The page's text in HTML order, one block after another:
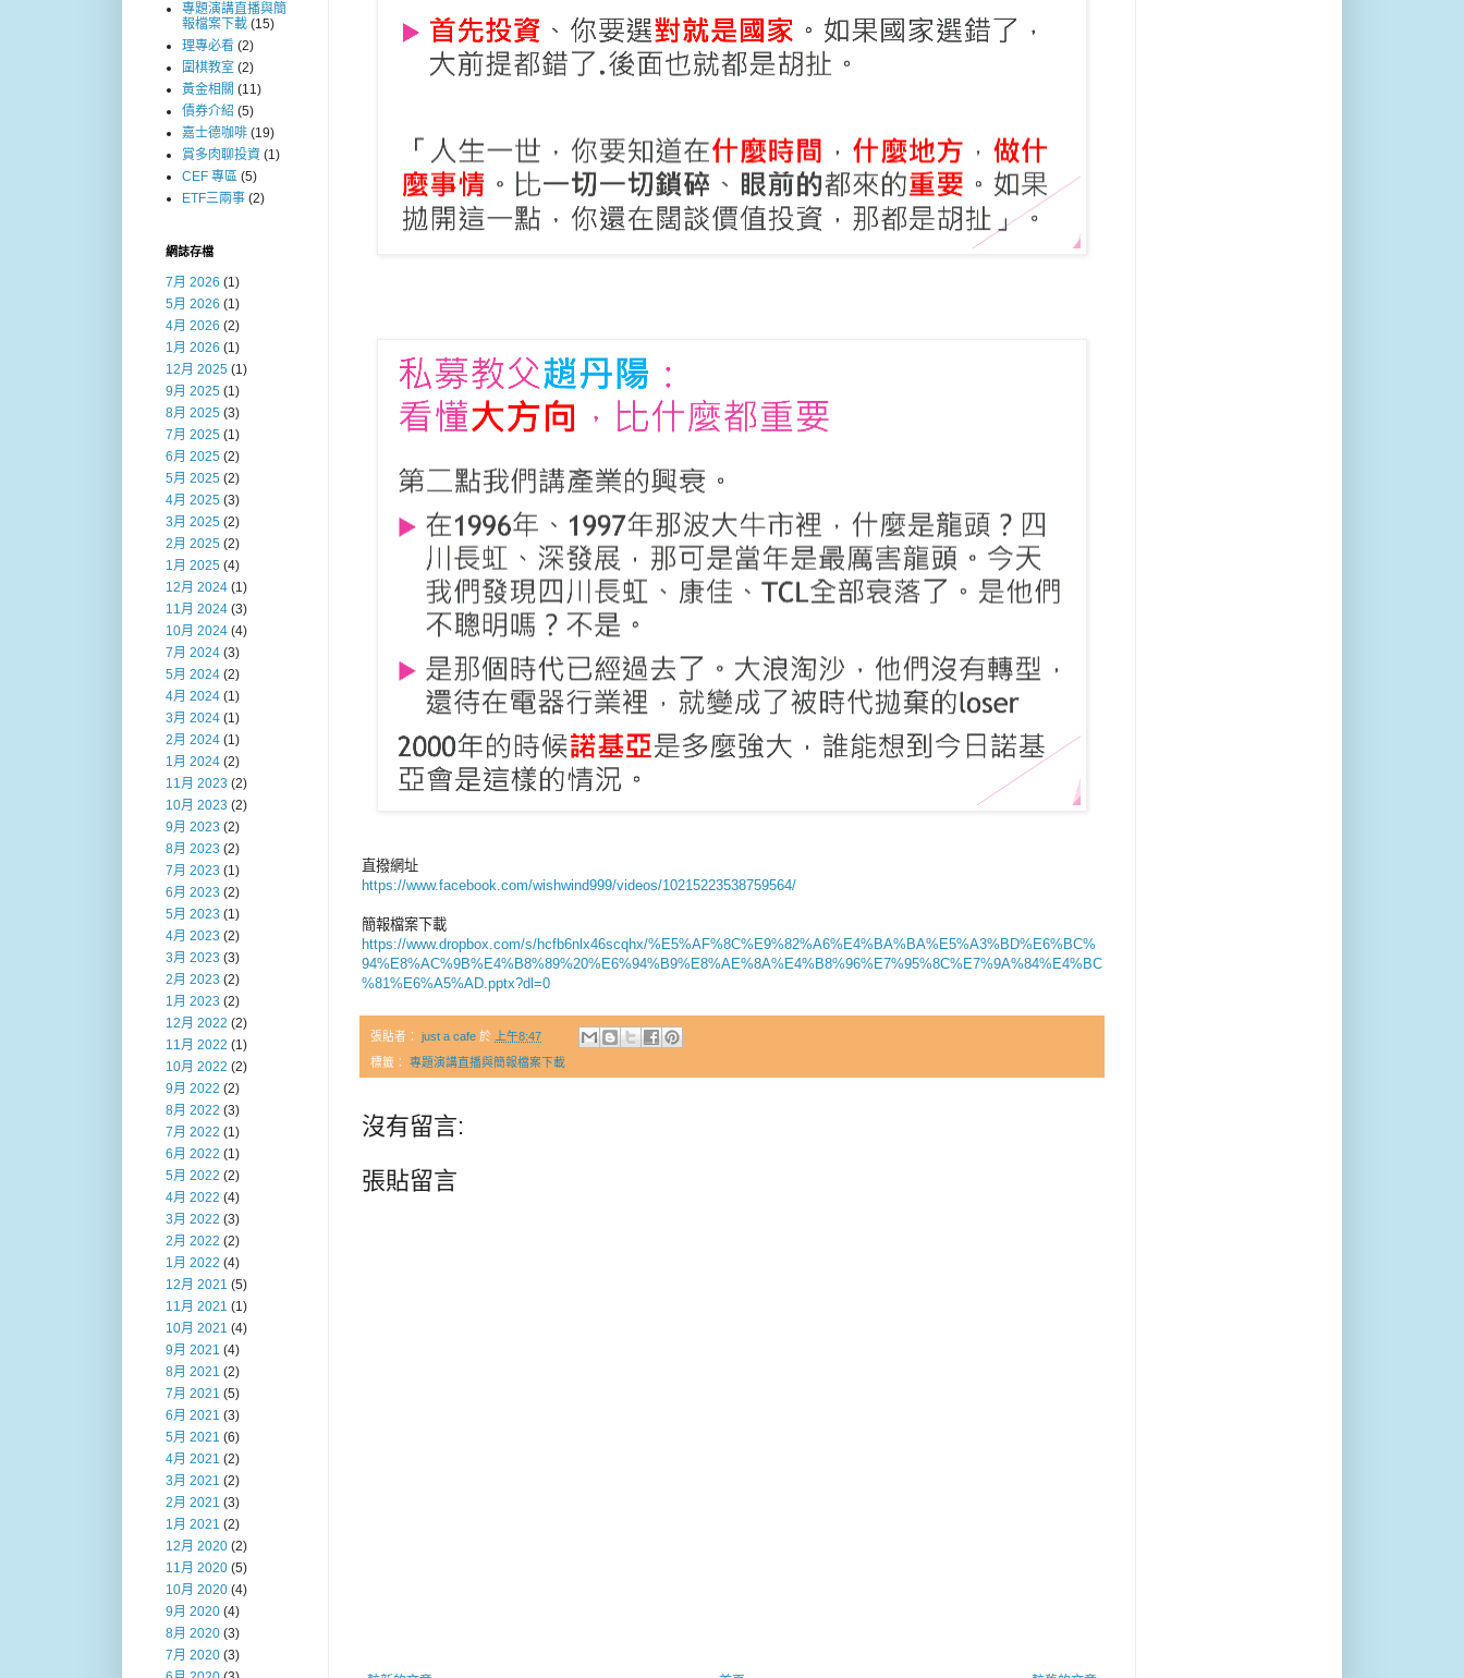
直撥網址
https://www.facebook.com/wishwind999/videos/10215223538759564/
簡報檔案下載
https://www.dropbox.com/s/hcfb6nlx46scqhx/%E5%AF%8C%E9%82%A6%E4%BA%BA%E5%A3%BD%E6%BC%
94%E8%AC%9B%E4%B8%89%20%E6%94%B9%E8%AE%8A%E4%B8%96%E7%95%8C%E7%9A%84%E4%BC
%81%E6%A5%AD.pptx?dl=0
張貼者： just a cafe 於 上午8:47
標籤： 專題演講直播與簡報檔案下載
沒有留言:
張貼留言
專題演講直播與簡
報檔案下載 (15)
理專必看 (2)
圍棋教室 (2)
黃金相關 (11)
債券介紹 (5)
嘉士德咖啡 (19)
賞多肉聊投資 (1)
CEF 專區 (5)
ETF三兩事 (2)
網誌存檔
7月 2026 (1)
5月 2026 (1)
4月 2026 (2)
1月 2026 (1)
12月 2025 (1)
9月 2025 (1)
8月 2025 (3)
7月 2025 (1)
6月 2025 (2)
5月 2025 (2)
4月 2025 (3)
3月 2025 (2)
2月 2025 (2)
1月 2025 (4)
12月 2024 (1)
11月 2024 (3)
10月 2024 (4)
7月 2024 (3)
5月 2024 (2)
4月 2024 (1)
3月 2024 (1)
2月 2024 (1)
1月 2024 (2)
11月 2023 (2)
10月 2023 (2)
9月 2023 (2)
8月 2023 (2)
7月 2023 (1)
6月 2023 (2)
5月 2023 (1)
4月 2023 (2)
3月 2023 (3)
2月 2023 (2)
1月 2023 (2)
12月 2022 (2)
11月 2022 (1)
10月 2022 (2)
9月 2022 (2)
8月 2022 (3)
7月 2022 (1)
6月 2022 (1)
5月 2022 (2)
4月 2022 (4)
3月 2022 (3)
2月 2022 (2)
1月 2022 (4)
12月 2021 (5)
11月 2021 (1)
10月 2021 (4)
9月 2021 (4)
8月 2021 (2)
7月 2021 (5)
6月 2021 (3)
5月 2021 (6)
4月 2021 (2)
3月 2021 (2)
2月 2021 (3)
1月 2021 (2)
12月 2020 (2)
11月 2020 (5)
10月 2020 (4)
9月 2020 (4)
8月 2020 (3)
7月 2020 (3)